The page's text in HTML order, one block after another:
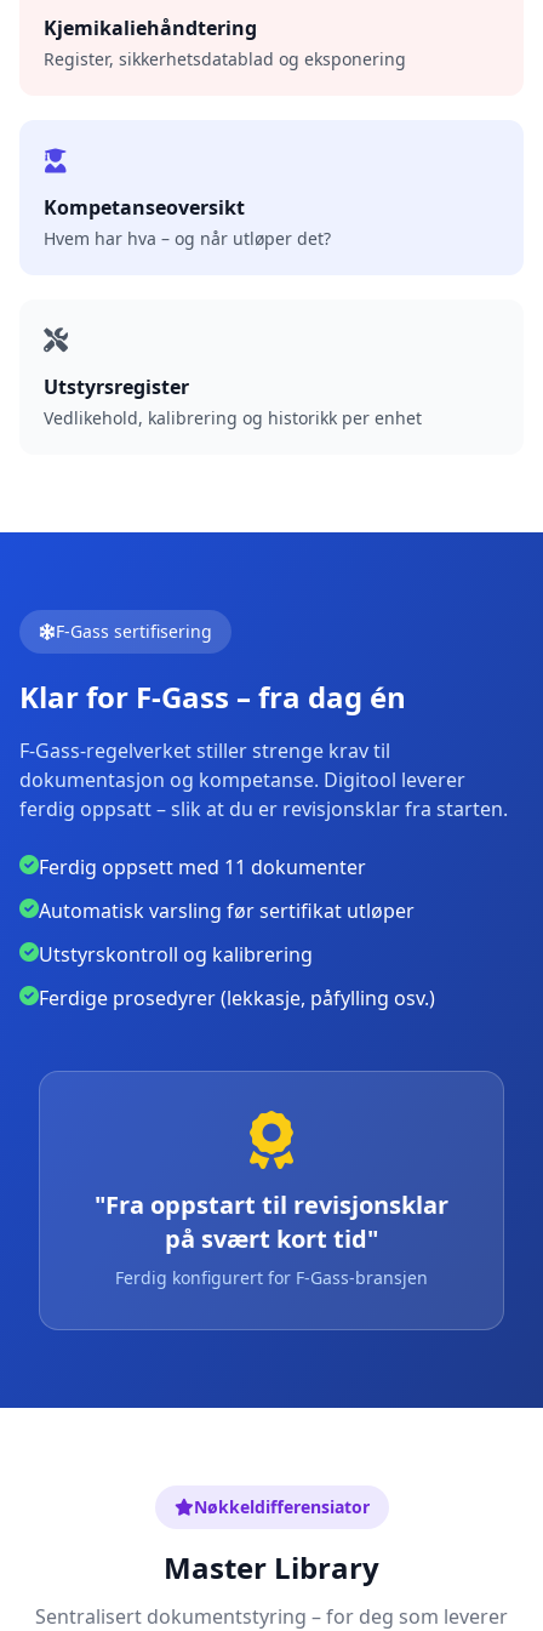
Kjemikaliehåndtering
Register, sikkerhetsdatablad og eksponering
Kompetanseoversikt
Hvem har hva – og når utløper det?
Utstyrsregister
Vedlikehold, kalibrering og historikk per enhet
F-Gass sertifisering
Klar for F-Gass – fra dag én
F-Gass-regelverket stiller strenge krav til
dokumentasjon og kompetanse. Digitool leverer
ferdig oppsatt – slik at du er revisjonsklar fra starten.
Ferdig oppsett med 11 dokumenter
Automatisk varsling før sertifikat utløper
Utstyrskontroll og kalibrering
Ferdige prosedyrer (lekkasje, påfylling osv.)
"Fra oppstart til revisjonsklar
på svært kort tid"
Ferdig konfigurert for F-Gass-bransjen
Nøkkeldifferensiator
Master Library
Sentralisert dokumentstyring – for deg som leverer